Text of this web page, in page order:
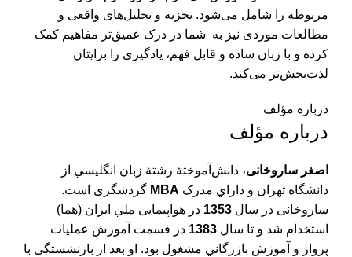
مربوطه را شامل می‌شود. تجزیه و تحلیل‌های واقعی و
مطالعات موردی نیز به شما در درک عمیق‌تر مفاهیم کمک
کرده و با زبان ساده و قابل فهم، یادگیری را برایتان
لذت‌بخش‌تر می‌کند.
درباره مؤلف
درباره مؤلف
اصغر ساروخانی، دانش‌آموختۀ رشتۀ زبان انگليسي از
دانشگاه تهران و داراي مدرک MBA گردشگری است.
ساروخانی در سال 1353 در هواپيمايی ملي ايران (هما)
استخدام شد و تا سال 1383 در قسمت آموزش عمليات
پرواز و آموزش بازرگاني مشغول بود. او بعد از بازنشستگی با